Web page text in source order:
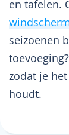
en tafelen.
seizoenen
zodat je
houdt.